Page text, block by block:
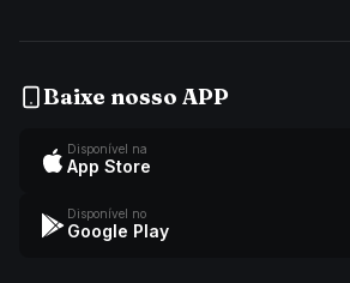
Baixe nosso APP
Disponível na
App Store
Disponível no
Google Play